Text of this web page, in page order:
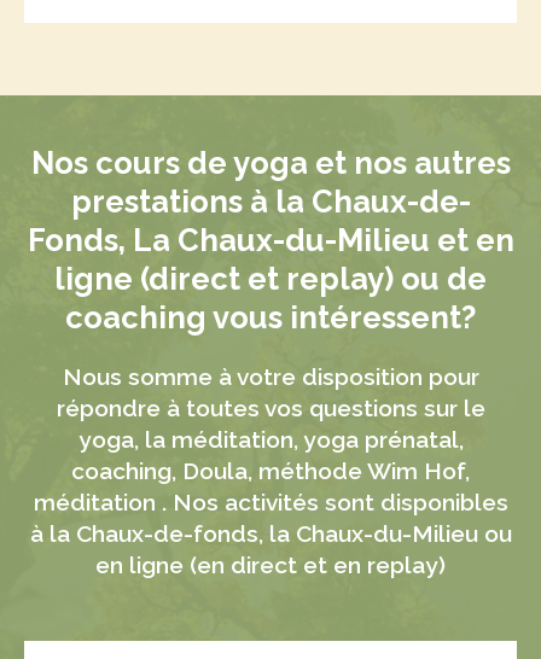
Nos cours de yoga et nos autres
prestations à la Chaux-de-
Fonds, La Chaux-du-Milieu et en
ligne (direct et replay) ou de
coaching vous intéressent?
Nous somme à votre disposition pour
répondre à toutes vos questions sur le
yoga, la méditation, yoga prénatal,
coaching, Doula, méthode Wim Hof,
méditation . Nos activités sont disponibles
à la Chaux-de-fonds, la Chaux-du-Milieu ou
en ligne (en direct et en replay)